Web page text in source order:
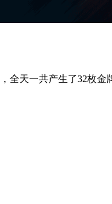
全天一共产生了32枚金